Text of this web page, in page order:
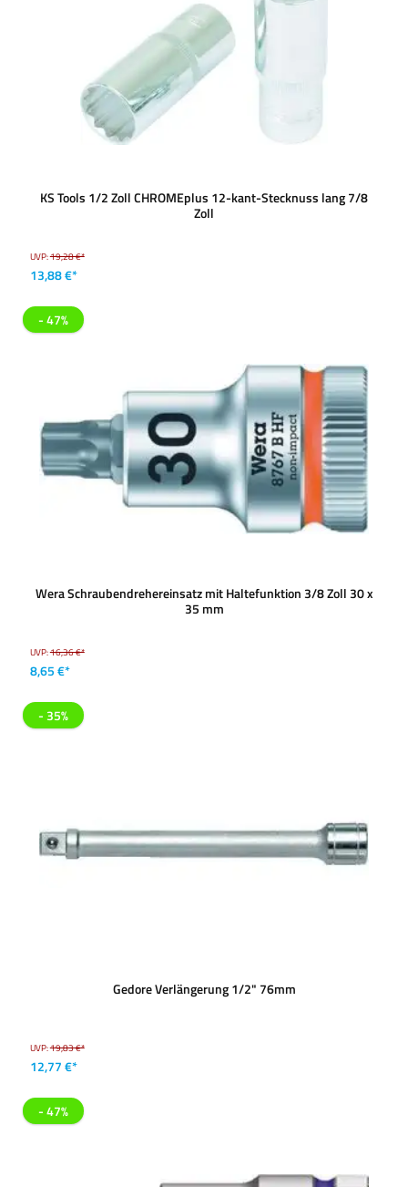
KS Tools 1/2 Zoll CHROMEplus 12-kant-Stecknuss lang 7/8
Zoll
UVP:19,28 €*
13,88 €*
- 47%
Wera Schraubendrehereinsatz mit Haltefunktion 3/8 Zoll 30 x
35 mm
UVP:16,36 €*
8,65 €*
- 35%
Gedore Verlängerung 1/2" 76mm
UVP:19,83 €*
12,77 €*
- 47%